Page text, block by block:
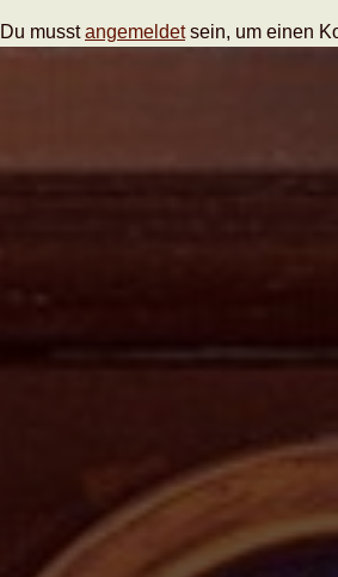
Du musstangemeldetsein, um einen